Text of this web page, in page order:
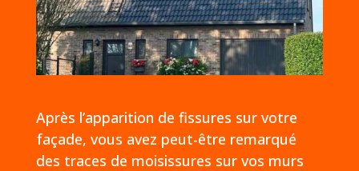
Après l’apparition de fissures sur votre
façade, vous avez peut-être remarqué
des traces de moisissures sur vos murs